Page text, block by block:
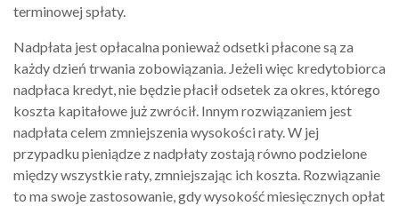
terminowej spłaty.
Nadpłata jest opłacalna ponieważ odsetki płacone są za
każdy dzień trwania zobowiązania. Jeżeli więc kredytobiorca
nadpłaca kredyt, nie będzie płacił odsetek za okres, którego
koszta kapitałowe już zwrócił. Innym rozwiązaniem jest
nadpłata celem zmniejszenia wysokości raty. W jej
przypadku pieniądze z nadpłaty zostają równo podzielone
między wszystkie raty, zmniejszając ich koszta. Rozwiązanie
to ma swoje zastosowanie, gdy wysokość miesięcznych opłat